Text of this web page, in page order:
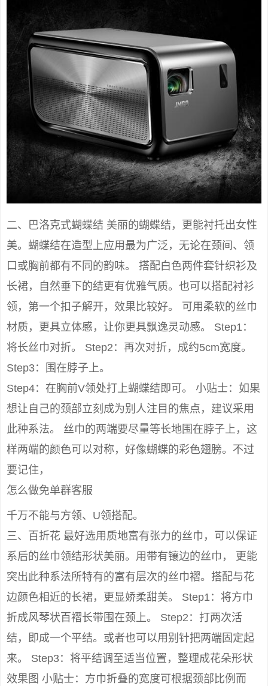
二、巴洛克式蝴蝶结 美丽的蝴蝶结，更能衬托出女性
美。蝴蝶结在造型上应用最为广泛，无论在颈间、领
口或胸前都有不同的韵味。 搭配白色两件套针织衫及
长裙，自然垂下的结更有优雅气质。也可以搭配衬衫
领，第一个扣子解开，效果比较好。 可用柔软的丝巾
材质，更具立体感，让你更具飘逸灵动感。 Step1：
将长丝巾对折。 Step2：再次对折，成约5cm宽度。
Step3：围在脖子上。
Step4：在胸前V领处打上蝴蝶结即可。 小贴士：如果
想让自己的颈部立刻成为别人注目的焦点，建议采用
此种系法。 丝巾的两端要尽量等长地围在脖子上，这
样两端的颜色可以对称，好像蝴蝶的彩色翅膀。不过
要记住，
怎么做免单群客服
千万不能与方领、U领搭配。
三、百折花 最好选用质地富有张力的丝巾，可以保证
系后的丝巾领结形状美丽。用带有镶边的丝巾， 更能
突出此种系法所特有的富有层次的丝巾褶。搭配与花
边颜色相近的长裙，更显娇柔甜美。 Step1：将方巾
折成风琴状百褶长带围在颈上。 Step2：打两次活
结，即成一个平结。或者也可以用别针把两端固定起
来。 Step3：将平结调至适当位置，整理成花朵形状
效果图 小贴士：方巾折叠的宽度可根据颈部比例而